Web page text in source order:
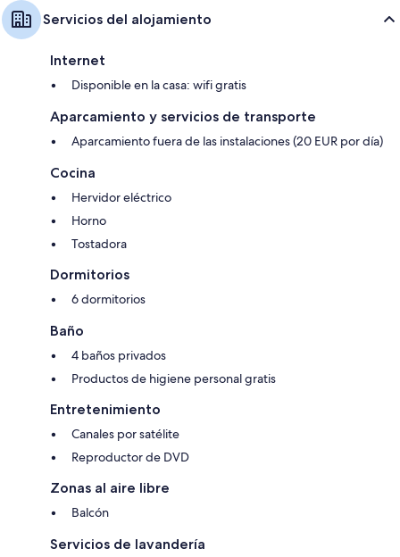
Servicios del alojamiento
Internet
Disponible en la casa: wifi gratis
Aparcamiento y servicios de transporte
Aparcamiento fuera de las instalaciones (20 EUR por día)
Cocina
Hervidor eléctrico
Horno
Tostadora
Dormitorios
6 dormitorios
Baño
4 baños privados
Productos de higiene personal gratis
Entretenimiento
Canales por satélite
Reproductor de DVD
Zonas al aire libre
Balcón
Servicios de lavandería